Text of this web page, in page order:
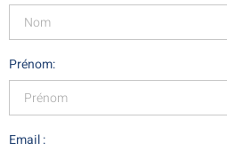
Prénom:
Email :